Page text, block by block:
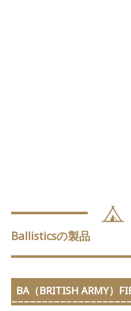
Ballisticsの製品
BA（BRITISH ARMY）